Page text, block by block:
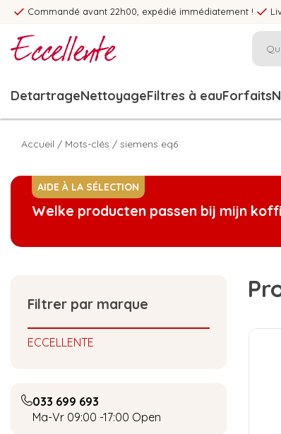
Commandé avant 22h00, expédié immédiatement !
DetartrageNettoyageFiltres à eauForfaits
Accueil / Mots-clés / siemens eq6
AIDE À LA SÉLECTION
Welke producten passen bij mijn
Filtrer par marque
ECCELLENTE
033 699 693
Ma-Vr 09:00 -17:00 Open